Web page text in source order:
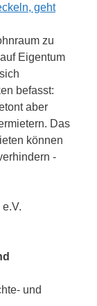
geht
zu
Eigentum
befasst:
aber
Das
können
-
und